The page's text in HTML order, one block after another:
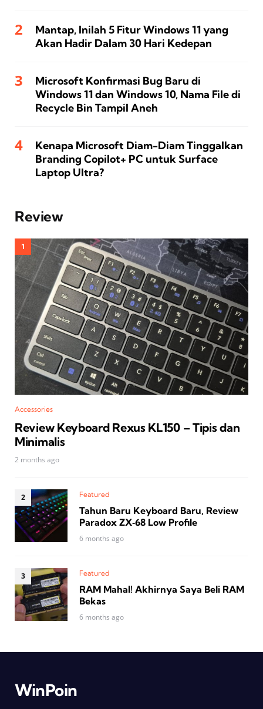
Mantap, Inilah 5 Fitur Windows 11 yang
Akan Hadir Dalam 30 Hari Kedepan
Microsoft Konfirmasi Bug Baru di
Windows 11 dan Windows 10, Nama File di
Recycle Bin Tampil Aneh
Kenapa Microsoft Diam-Diam Tinggalkan
Branding Copilot+ PC untuk Surface
Laptop Ultra?
Review
Accessories
Review Keyboard Rexus KL150 – Tipis dan
Minimalis
2 months ago
Featured
Tahun Baru Keyboard Baru, Review
Paradox ZX‑68 Low Profile
6 months ago
Featured
RAM Mahal! Akhirnya Saya Beli RAM
Bekas
6 months ago
WinPoin